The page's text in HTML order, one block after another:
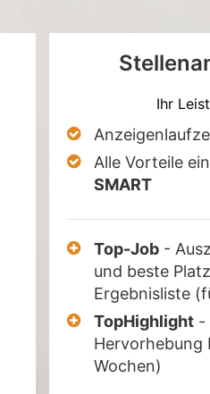
Ihr
Alle Vorteile
SMART
Top-Job-
und beste
Ergebnisliste
TopHighlight-
Hervorhebung
Wochen)